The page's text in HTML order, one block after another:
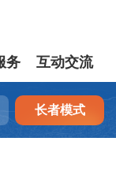
务 互动交流
长者模式